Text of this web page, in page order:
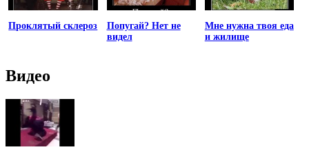
Проклятый склероз
Попугай? Нет не
видел
Мне нужна твоя еда
и жилище
Видео